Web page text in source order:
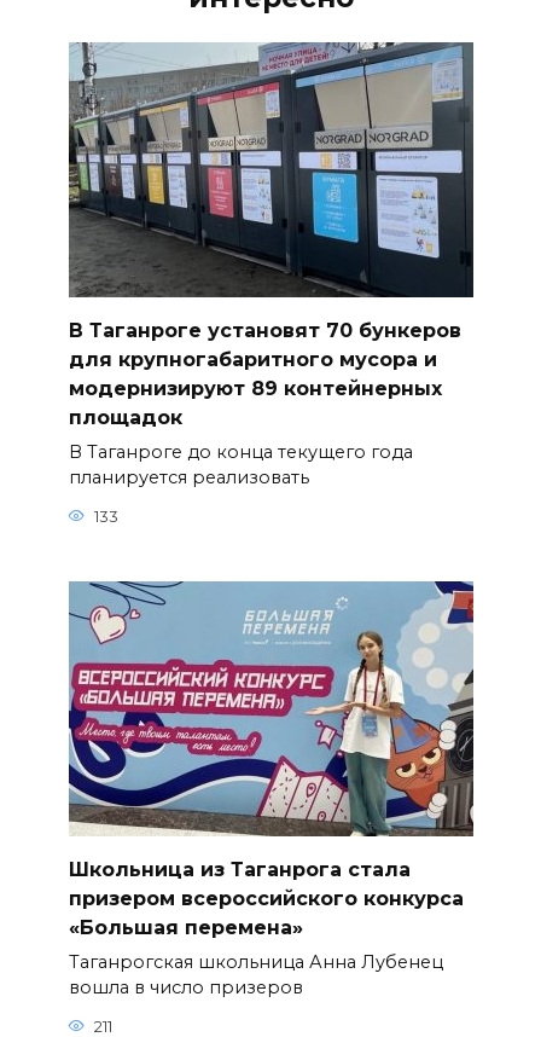
В Таганроге установят 70 бункеров
для крупногабаритного мусора и
модернизируют 89 контейнерных
площадок
В Таганроге до конца текущего года
планируется реализовать
133
Школьница из Таганрога стала
призером всероссийского конкурса
«Большая перемена»
Таганрогская школьница Анна Лубенец
вошла в число призеров
211